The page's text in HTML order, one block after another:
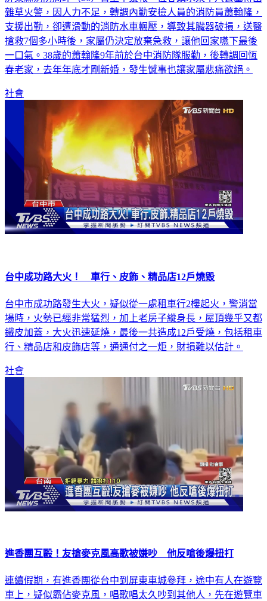
雜草火警，因人力不足，轉調內勤安檢人員的消防員蕭翰隆，
支援出勤，卻遭滑動的消防水車輾壓，導致其臟器破損，送醫
搶救7個多小時後，家屬仍決定放棄急救，讓他回家嚥下最後
一口氣。38歲的蕭翰隆9年前於台中消防隊服勤，後轉調回恆
春老家，去年年底才剛新婚，發生憾事也讓家屬悲痛欲絕。
社會
台中成功路大火！ 車行、皮飾、精品店12戶燒毀
台中市成功路發生大火，疑似從一處租車行2樓起火，警消當
場時，火勢已經非常猛烈，加上老房子縱身長，屋頂幾乎又都
鐵皮加蓋，大火迅速延燒，最後一共造成12戶受燒，包括租車
行、精品店和皮飾店等，通通付之一炬，財損難以估計。
社會
進香團互毆！友搶麥克風高歌被嫌吵 他反嗆後爆扭打
連續假期，有進香團從台中到屏東車城參拜，途中有人在遊覽
車上，疑似霸佔麥克風，唱歌唱太久吵到其他人，先在遊覽車